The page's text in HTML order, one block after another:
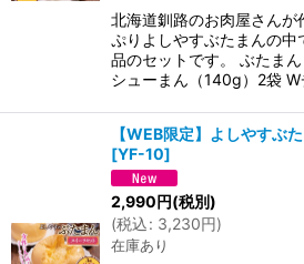
北海道釧路のお肉屋さんが
ぷりよしやすぶたまんの中
品のセットです。 ぶたま
シューまん（140g）2袋
【WEB限定】よしやすぶ
[YF-10]
2,990円(税別)
(税込: 3,230円)
在庫あり